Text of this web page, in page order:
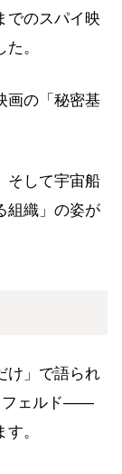
でのスパイ映
。
画の「秘密基
そして宇宙船
組織」の姿が
け」で語られ
フェルド——
。